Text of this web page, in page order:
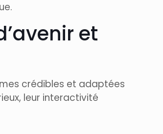
et
crédibles et adaptées
leur interactivité